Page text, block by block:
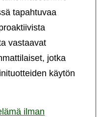
tapahtuvaa
vastaavat
jotka
käytön
ilman